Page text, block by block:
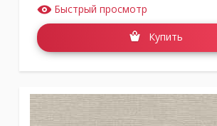
Быстрый просмотр
Купить